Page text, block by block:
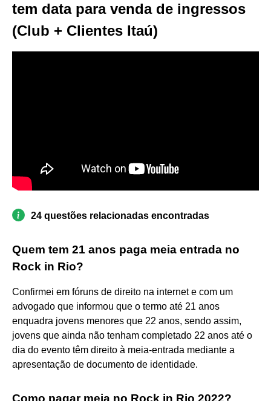
tem data para venda de ingressos
(Club + Clientes Itaú)
24 questões relacionadas encontradas
Quem tem 21 anos paga meia entrada no
Rock in Rio?
Confirmei em fóruns de direito na internet e com um
advogado que informou que o termo até 21 anos
enquadra jovens menores que 22 anos, sendo assim,
jovens que ainda não tenham completado 22 anos até o
dia do evento têm direito à meia-entrada mediante a
apresentação de documento de identidade.
Como pagar meia no Rock in Rio 2022?